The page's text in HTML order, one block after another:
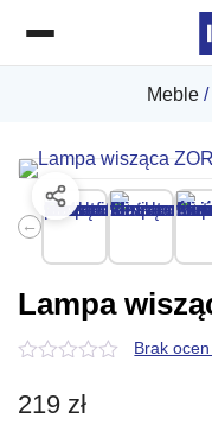
Meble /
←
Lampa
z
5
Brak
219 zł